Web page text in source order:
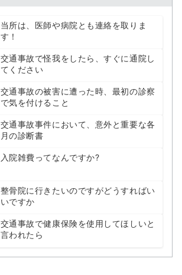
当所は、医師や病院とも連絡を取りま
す！
交通事故で怪我をしたら、すぐに通院し
てください
交通事故の被害に遭った時、最初の診察
で気を付けること
交通事故事件において、意外と重要な各
月の診断書
入院雑費ってなんですか?
整骨院に行きたいのですがどうすればい
いですか
交通事故で健康保険を使用してほしいと
言われたら